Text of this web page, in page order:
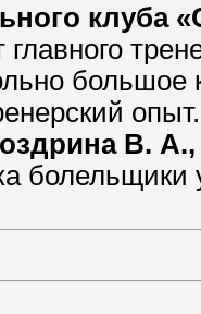
клуба
главного
большое
В.